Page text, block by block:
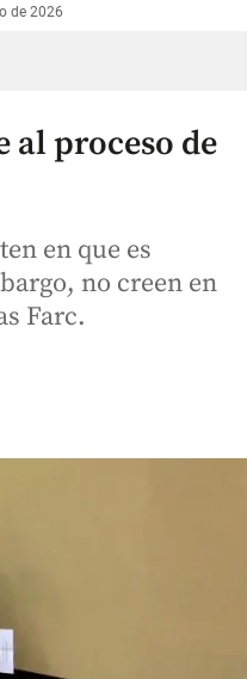
de 2026
al proceso de
en que es
no creen en
Farc.